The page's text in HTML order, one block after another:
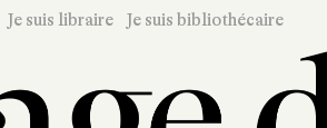
Je suis libraire Je suis bibliothécaire